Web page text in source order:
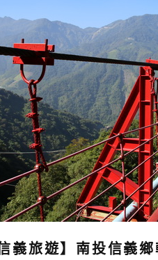
義旅遊】南投信義